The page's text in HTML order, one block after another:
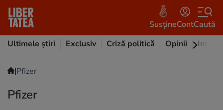
SusțineContCaută
Ultimele știri
Exclusiv Criză politică Opinii
|Pfizer
Pfizer